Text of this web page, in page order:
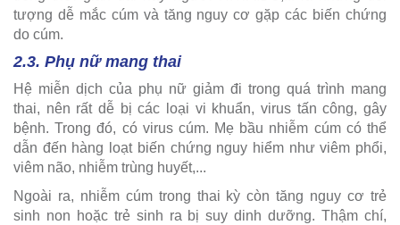
tượng dễ mắc cúm và tăng nguy cơ gặp các biến chứng
do cúm.
2.3. Phụ nữ mang thai
Hệ miễn dịch của phụ nữ giảm đi trong quá trình mang
thai, nên rất dễ bị các loại vi khuẩn, virus tấn công, gây
bệnh. Trong đó, có virus cúm. Mẹ bầu nhiễm cúm có thể
dẫn đến hàng loạt biến chứng nguy hiểm như viêm phổi,
viêm não, nhiễm trùng huyết,...
Ngoài ra, nhiễm cúm trong thai kỳ còn tăng nguy cơ trẻ
sinh non hoặc trẻ sinh ra bị suy dinh dưỡng. Thậm chí,